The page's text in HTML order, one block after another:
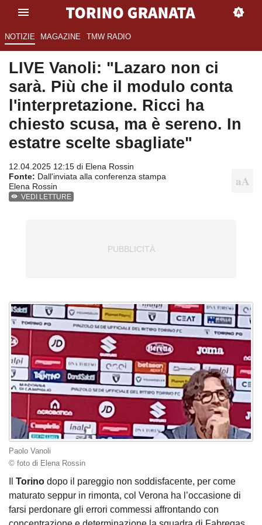
NOTIZIE MAGAZINE TMW RADIO
LIVE Vanoli: "Lazaro non ci
sarà. Più che il modulo conta
l'interpretazione. Ricci ha
chiesto scusa, ma è sereno. In
estatre scelte sbagliate"
12.04.2025 12:15 di Elena Rossin
Fonte: Dall'inviata alla conferenza stampa
Elena Rossin
VEDI LETTURE
Paolo Vanoli
© foto di Elena Rossin
Torino dopo il pareggio non soddisfacente, per come
maturato seppur in rimonta, col Verona ha l’occasione di
farsi perdonare gli errori commessi affrontando con